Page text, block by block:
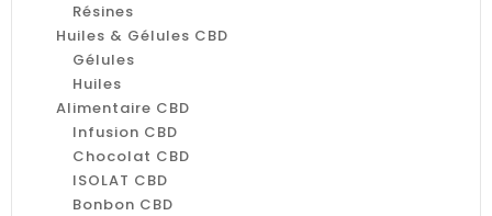
Résines
Huiles & Gélules CBD
Gélules
Huiles
Alimentaire CBD
Infusion CBD
Chocolat CBD
ISOLAT CBD
Bonbon CBD